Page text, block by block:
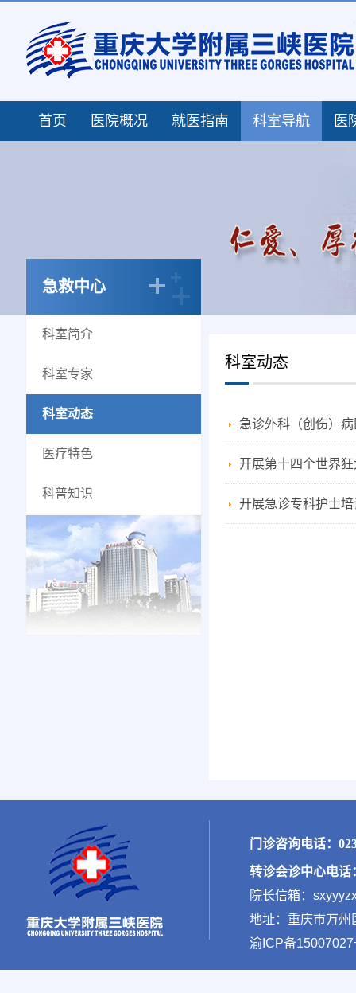
首页 医院概况 就医指南 科室导航 医
急救中心
科室简介
科室专家
科室动态
医疗特色
科普知识
科室动态
急诊外科（创伤）
开展第十四个世界
开展急诊专科护士培
门诊咨询电话：
转诊会诊中心电话
院长信箱：
地址：重庆市万州
渝ICP备15007027